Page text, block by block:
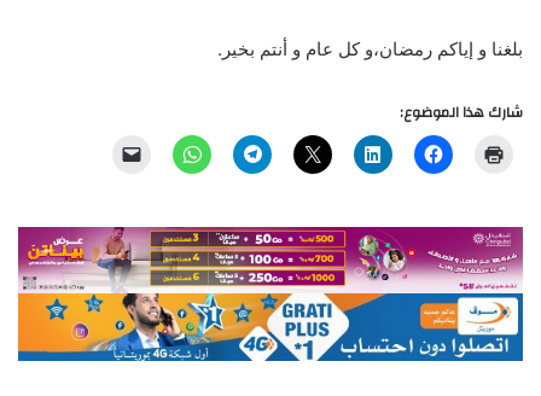
بلغنا و إياكم رمضان،و كل عام و أنتم بخير.
شارك هذا الموضوع: